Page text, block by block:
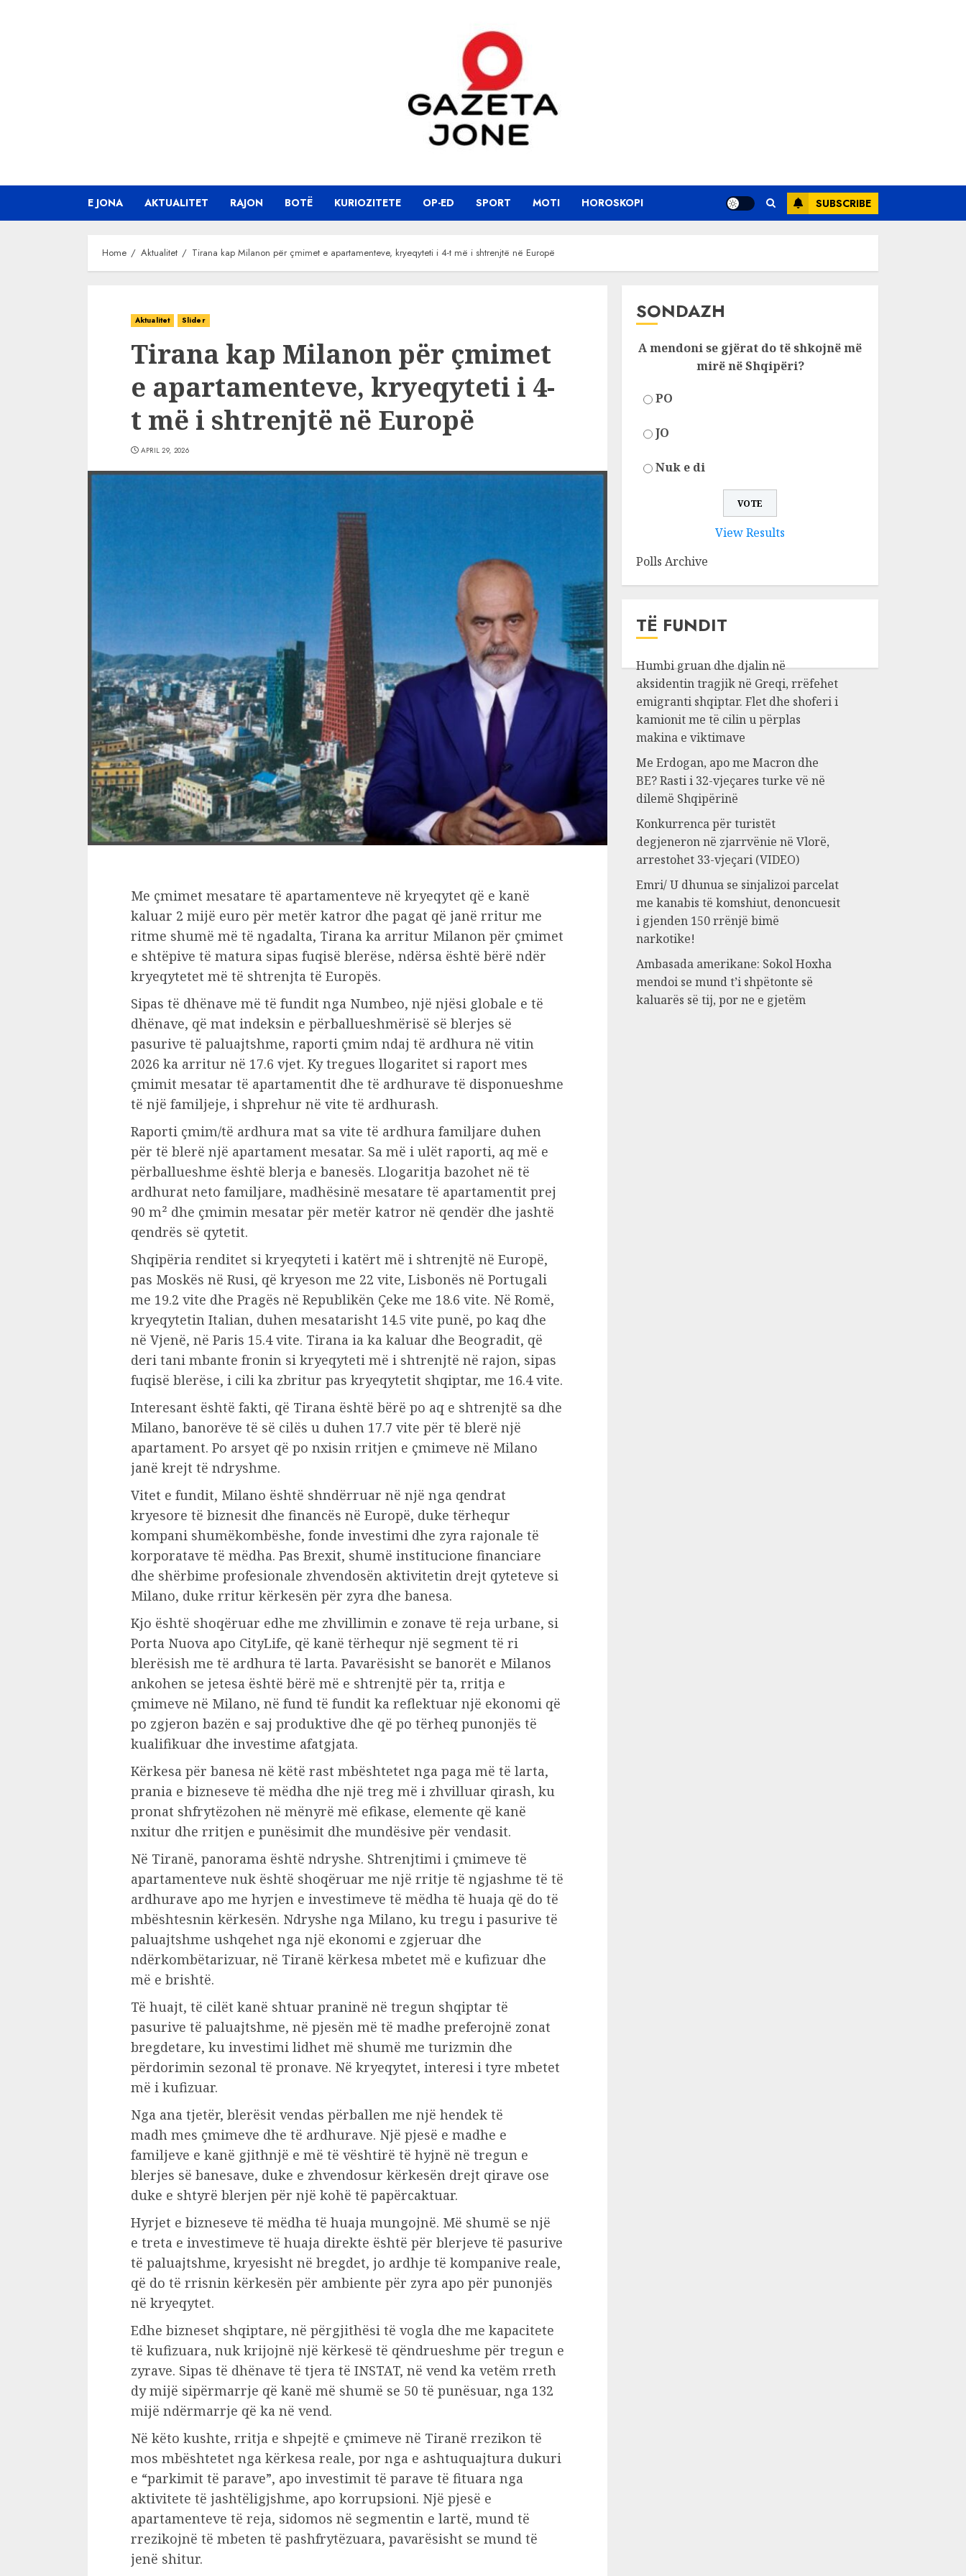
E JONA AKTUALITET RAJON BOTË KURIOZITETE OP-ED SPORT MOTI HOROSKOPI SUBSCRIBE
Home Aktualitet Tirana kap Milanon për çmimet e apartamenteve, kryeqyteti i 4-t më i shtrenjtë në Europë
Aktualitet Slider
Tirana kap Milanon për çmimet
e apartamenteve, kryeqyteti i 4-
t më i shtrenjtë në Europë
APRIL 29, 2026
Me çmimet mesatare të apartamenteve në kryeqytet që e kanë
kaluar 2 mijë euro për metër katror dhe pagat që janë rritur me
ritme shumë më të ngadalta, Tirana ka arritur Milanon për çmimet
e shtëpive të matura sipas fuqisë blerëse, ndërsa është bërë ndër
kryeqytetet më të shtrenjta të Europës.
Sipas të dhënave më të fundit nga Numbeo, një njësi globale e të
dhënave, që mat indeksin e përballueshmërisë së blerjes së
pasurive të paluajtshme, raporti çmim ndaj të ardhura në vitin
2026 ka arritur në 17.6 vjet. Ky tregues llogaritet si raport mes
çmimit mesatar të apartamentit dhe të ardhurave të disponueshme
të një familjeje, i shprehur në vite të ardhurash.
Raporti çmim/të ardhura mat sa vite të ardhura familjare duhen
për të blerë një apartament mesatar. Sa më i ulët raporti, aq më e
përballueshme është blerja e banesës. Llogaritja bazohet në të
ardhurat neto familjare, madhësinë mesatare të apartamentit prej
90 m² dhe çmimin mesatar për metër katror në qendër dhe jashtë
qendrës së qytetit.
Shqipëria renditet si kryeqyteti i katërt më i shtrenjtë në Europë,
pas Moskës në Rusi, që kryeson me 22 vite, Lisbonës në Portugali
me 19.2 vite dhe Pragës në Republikën Çeke me 18.6 vite. Në Romë,
kryeqytetin Italian, duhen mesatarisht 14.5 vite punë, po kaq dhe
në Vjenë, në Paris 15.4 vite. Tirana ia ka kaluar dhe Beogradit, që
deri tani mbante fronin si kryeqyteti më i shtrenjtë në rajon, sipas
fuqisë blerëse, i cili ka zbritur pas kryeqytetit shqiptar, me 16.4 vite.
Interesant është fakti, që Tirana është bërë po aq e shtrenjtë sa dhe
Milano, banorëve të së cilës u duhen 17.7 vite për të blerë një
apartament. Po arsyet që po nxisin rritjen e çmimeve në Milano
janë krejt të ndryshme.
Vitet e fundit, Milano është shndërruar në një nga qendrat
kryesore të biznesit dhe financës në Europë, duke tërhequr
kompani shumëkombëshe, fonde investimi dhe zyra rajonale të
korporatave të mëdha. Pas Brexit, shumë institucione financiare
dhe shërbime profesionale zhvendosën aktivitetin drejt qyteteve si
Milano, duke rritur kërkesën për zyra dhe banesa.
Kjo është shoqëruar edhe me zhvillimin e zonave të reja urbane, si
Porta Nuova apo CityLife, që kanë tërhequr një segment të ri
blerësish me të ardhura të larta. Pavarësisht se banorët e Milanos
ankohen se jetesa është bërë më e shtrenjtë për ta, rritja e
çmimeve në Milano, në fund të fundit ka reflektuar një ekonomi që
po zgjeron bazën e saj produktive dhe që po tërheq punonjës të
kualifikuar dhe investime afatgjata.
Kërkesa për banesa në këtë rast mbështetet nga paga më të larta,
prania e bizneseve të mëdha dhe një treg më i zhvilluar qirash, ku
pronat shfrytëzohen në mënyrë më efikase, elemente që kanë
nxitur dhe rritjen e punësimit dhe mundësive për vendasit.
Në Tiranë, panorama është ndryshe. Shtrenjtimi i çmimeve të
apartamenteve nuk është shoqëruar me një rritje të ngjashme të të
ardhurave apo me hyrjen e investimeve të mëdha të huaja që do të
mbështesnin kërkesën. Ndryshe nga Milano, ku tregu i pasurive të
paluajtshme ushqehet nga një ekonomi e zgjeruar dhe
ndërkombëtarizuar, në Tiranë kërkesa mbetet më e kufizuar dhe
më e brishtë.
Të huajt, të cilët kanë shtuar praninë në tregun shqiptar të
pasurive të paluajtshme, në pjesën më të madhe preferojnë zonat
bregdetare, ku investimi lidhet më shumë me turizmin dhe
përdorimin sezonal të pronave. Në kryeqytet, interesi i tyre mbetet
më i kufizuar.
Nga ana tjetër, blerësit vendas përballen me një hendek të
madh mes çmimeve dhe të ardhurave. Një pjesë e madhe e
familjeve e kanë gjithnjë e më të vështirë të hyjnë në tregun e
blerjes së banesave, duke e zhvendosur kërkesën drejt qirave ose
duke e shtyrë blerjen për një kohë të papërcaktuar.
Hyrjet e bizneseve të mëdha të huaja mungojnë. Më shumë se një
e treta e investimeve të huaja direkte është për blerjeve të pasurive
të paluajtshme, kryesisht në bregdet, jo ardhje të kompanive reale,
që do të rrisnin kërkesën për ambiente për zyra apo për punonjës
në kryeqytet.
Edhe bizneset shqiptare, në përgjithësi të vogla dhe me kapacitete
të kufizuara, nuk krijojnë një kërkesë të qëndrueshme për tregun e
zyrave. Sipas të dhënave të tjera të INSTAT, në vend ka vetëm rreth
dy mijë sipërmarrje që kanë më shumë se 50 të punësuar, nga 132
mijë ndërmarrje që ka në vend.
Në këto kushte, rritja e shpejtë e çmimeve në Tiranë rrezikon të
mos mbështetet nga kërkesa reale, por nga e ashtuquajtura dukuri
e “parkimit të parave”, apo investimit të parave të fituara nga
aktivitete të jashtëligjshme, apo korrupsioni. Një pjesë e
apartamenteve të reja, sidomos në segmentin e lartë, mund të
rrezikojnë të mbeten të pashfrytëzuara, pavarësisht se mund të
jenë shitur.
SONDAZH
A mendoni se gjërat do të shkojnë më
mirë në Shqipëri?
PO
JO
Nuk e di
View Results
Polls Archive
TË FUNDIT
Humbi gruan dhe djalin në
aksidentin tragjik në Greqi, rrëfehet
emigranti shqiptar. Flet dhe shoferi i
kamionit me të cilin u përplas
makina e viktimave
Me Erdogan, apo me Macron dhe
BE? Rasti i 32-vjeçares turke vë në
dilemë Shqipërinë
Konkurrenca për turistët
degjeneron në zjarrvënie në Vlorë,
arrestohet 33-vjeçari (VIDEO)
Emri/ U dhunua se sinjalizoi parcelat
me kanabis të komshiut, denoncuesit
i gjenden 150 rrënjë bimë
narkotike!
Ambasada amerikane: Sokol Hoxha
mendoi se mund t’i shpëtonte së
kaluarës së tij, por ne e gjetëm